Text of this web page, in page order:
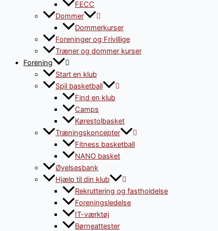
FECC
Dommer
Dommerkurser
Foreninger og Frivillige
Træner og dommer kurser
Forening
Start en klub
Spil basketball
Find en klub
Camps
Kørestolbasket
Træningskoncepter
Fitness basketball
NANO basket
Øvelsesbank
Hjælp til din klub
Rekruttering og fastholdelse
Foreningsledelse
IT-værktøj
Børneattester